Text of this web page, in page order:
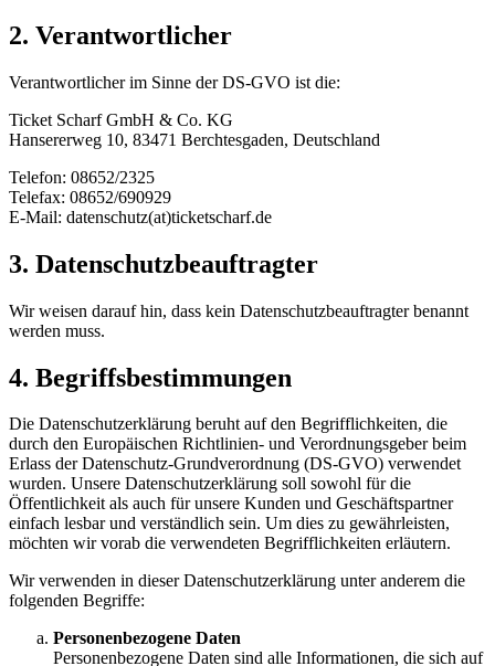
2. Verantwortlicher
Verantwortlicher im Sinne der DS-GVO ist die:
Ticket Scharf GmbH & Co. KG
Hansererweg 10, 83471 Berchtesgaden, Deutschland
Telefon: 08652/2325
Telefax: 08652/690929
E-Mail: datenschutz(at)ticketscharf.de
3. Datenschutzbeauftragter
Wir weisen darauf hin, dass kein Datenschutzbeauftragter benannt
werden muss.
4. Begriffsbestimmungen
Die Datenschutzerklärung beruht auf den Begrifflichkeiten, die
durch den Europäischen Richtlinien- und Verordnungsgeber beim
Erlass der Datenschutz-Grundverordnung (DS-GVO) verwendet
wurden. Unsere Datenschutzerklärung soll sowohl für die
Öffentlichkeit als auch für unsere Kunden und Geschäftspartner
einfach lesbar und verständlich sein. Um dies zu gewährleisten,
möchten wir vorab die verwendeten Begrifflichkeiten erläutern.
Wir verwenden in dieser Datenschutzerklärung unter anderem die
folgenden Begriffe:
Personenbezogene Daten
Personenbezogene Daten sind alle Informationen, die sich auf